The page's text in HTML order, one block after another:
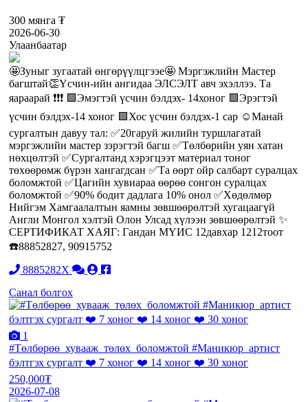
300 мянга ₮
2026-06-30
Улаанбаатар
🤩Зуныг зугаатай өнгөрүүлцгээе🤩 Мэргэжлийн Мастер
багштай👏Үсчин-ийн ангидаа ЭЛСЭЛТ авч эхэллээ. Та
яараарай ❗️❗️❗️ 🟩Эмэгтэй үсчин бэлдэх- 14хоног 🟩Эрэгтэй
үсчин бэлдэх-14 хоног 🟩Хос үсчин бэлдэх-1 сар ☺️Манай
сургалтын давуу тал: ✅20гаруй жилийн туршлагатай
мэргэжлийн мастер зэрэгтэй багш ✅Төлбөрийн уян хатан
нөхцөлтэй ✅Сургалтанд хэрэгцээт материал тоног
төхөөрөмж бүрэн хангагдсан ✅Та өөрт ойр салбарт суралцах
боломжтой ✅Цагийн хувиараа өөрөө сонгон суралцах
боломжтой ✅90% бодит дадлага 10% онол ✅Хөдөлмөр
Нийгэм Хамгаалалтын яамны зөвшөөрөлтэй хугацаагүй
Англи Монгол хэлтэй Олон Улсад хүлээн зөвшөөрөлтэй ✨
СЕРТИФИКАТ ХАЯГ: Гандан МҮИС 12давхар 1212тоот
☎️88852827, 90915752
8885282X
Санал болгох
1
#Төлбөрөө_хувааж_төлөх_боломжтой #Маникюр_артист
бэлтгэх сургалт ❤️ 7 хоног ❤️ 14 хоног ❤️ 30 хоног
250,000₮
2026-07-08